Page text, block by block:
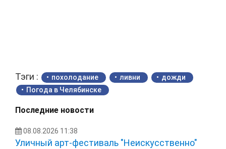
Тэги : похолодание ливни
дожди
Погода в Челябинске
Последние новости
08.08.2026 11:38
Уличный арт-фестиваль "Неискусственно"